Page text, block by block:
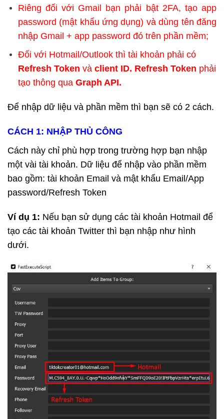
Riêng đối với Gmail bạn phải bật 2FA, tạo app
password (mật khẩu ứng dụng) và dùng tên đăng
nhập Gmail + app password đó trên phần mềm;
Đối với Hotmail/Outlook thì tài khoản phải có
Refresh Token vàclient ID. Refresh Token phải
tạo thông quaGraph API.
Để nhập dữ liệu và phần mềm thì bạn sẽ có 2 cách.
CÁCH 1: NHẬP THỦ CÔNG
Cách này chỉ phù hợp trong trường hợp bạn nhập
một vài tài khoản. Dữ liệu để nhập vào phần mềm
bao gồm: tài khoản Email và mật khẩu Email/App
password/Refresh Token
Ví dụ 1: Nếu bạn sử dụng các tài khoản Hotmail để
tạo các tài khoản Twitter thì bạn nhập như hình
dưới.